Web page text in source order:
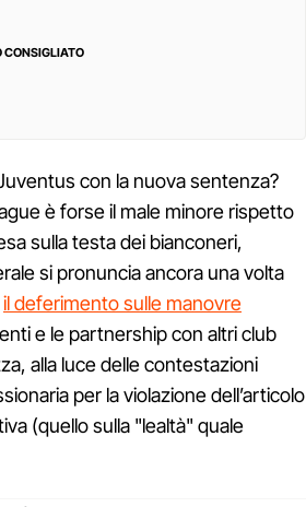
CONSIGLIATO
con la nuova sentenza?
è forse il male minore rispetto
sulla testa dei bianconeri,
si pronuncia ancora una volta
il deferimento sulle manovre
e le partnership con altri club
alla luce delle contestazioni
per la violazione dell’articolo
(quello sulla "lealtà" quale